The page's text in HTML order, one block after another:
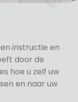
instructie en
door de
hoe u zelf uw
en naar uw